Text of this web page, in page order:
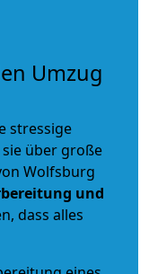
Umzug
stressige
über große
Wolfsburg
und
dass alles